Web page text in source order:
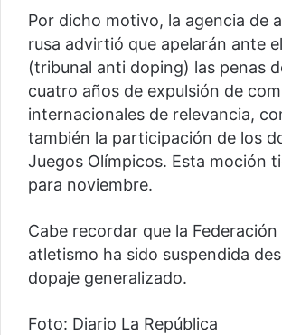
Por dicho motivo, la agencia de
rusa advirtió que apelarán ante
(tribunal anti doping) las penas
cuatro años de expulsión de
internacionales de relevancia,
también la participación de los
Juegos Olímpicos. Esta moción
para noviembre.
Cabe recordar que la Federación
atletismo ha sido suspendida
dopaje generalizado.
Foto: Diario La República